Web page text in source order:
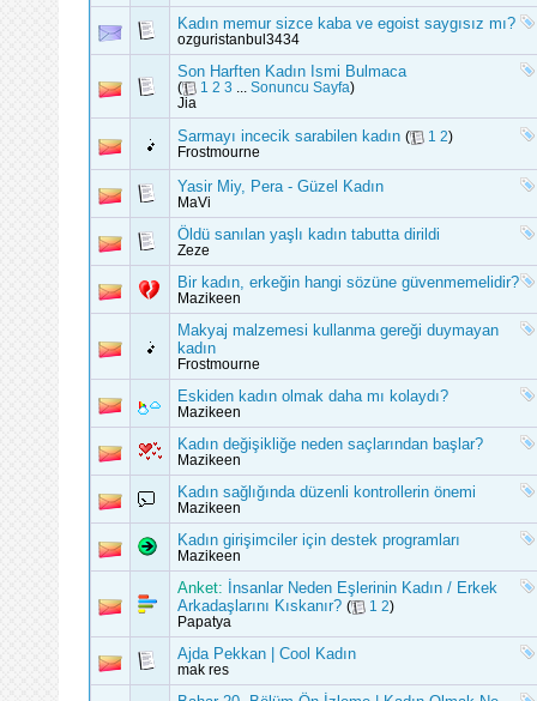
Kadın memur sizce kaba ve egoist saygısız mı?
ozguristanbul3434
Son Harften Kadın Ismi Bulmaca
( 1 2 3 Sonuncu Sayfa)
Jia
Sarmayı incecik sarabilen kadın ( 1 2)
Frostmourne
Yasir Miy, Pera - Güzel Kadın
MaVi
Öldü sanılan yaşlı kadın tabutta dirildi
Zeze
Bir kadın, erkeğin hangi sözüne güvenmemelidir?
Mazikeen
Makyaj malzemesi kullanma gereği duymayan
kadın
Frostmourne
Eskiden kadın olmak daha mı kolaydı?
Mazikeen
Kadın değişikliğe neden saçlarından başlar?
Mazikeen
Kadın sağlığında düzenli kontrollerin önemi
Mazikeen
Kadın girişimciler için destek programları
Mazikeen
Anket: İnsanlar Neden Eşlerinin Kadın / Erkek
Arkadaşlarını Kıskanır? ( 1 2)
Papatya
Ajda Pekkan | Cool Kadın
mak res